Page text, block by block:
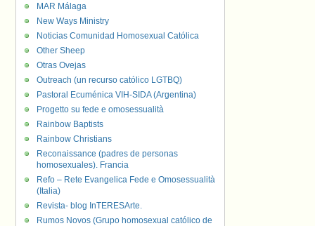
MAR Málaga
New Ways Ministry
Noticias Comunidad Homosexual Católica
Other Sheep
Otras Ovejas
Outreach (un recurso católico LGTBQ)
Pastoral Ecuménica VIH-SIDA (Argentina)
Progetto su fede e omosessualità
Rainbow Baptists
Rainbow Christians
Reconaissance (padres de personas
homosexuales). Francia
Refo – Rete Evangelica Fede e Omosessualità
(Italia)
Revista- blog InTERESArte.
Rumos Novos (Grupo homosexual católico de